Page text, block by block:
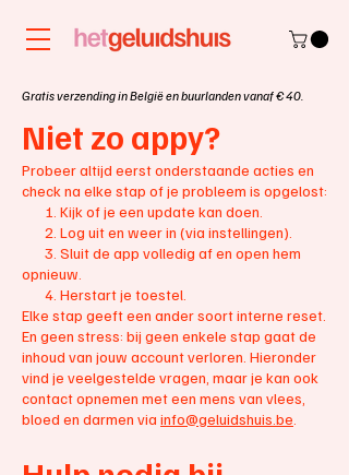
Gratis verzending in België en buurlanden vanaf € 40.
Niet zo appy?
Probeer altijd eerst onderstaande acties en
check na elke stap of je probleem is opgelost:
1. Kijk of je een update kan doen.​
2. Log uit en weer in (via instellingen).
3. Sluit de app volledig af en open hem
opnieuw.​
4. Herstart je toestel.
Elke stap geeft een ander soort interne reset.
En geen stress: bij geen enkele stap gaat de
inhoud van jouw account verloren. Hieronder
vind je veelgestelde vragen, maar je kan ook
contact opnemen met een mens van vlees,
bloed en darmen via info@geluidshuis.be